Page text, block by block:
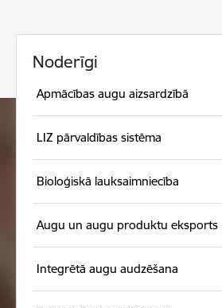
Noderīgi
Apmācības augu aizsardzībā
LIZ pārvaldības sistēma
Bioloģiskā lauksaimniecība
Augu un augu produktu eksports
Integrētā augu audzēšana